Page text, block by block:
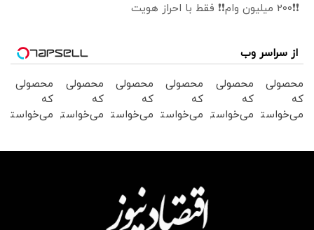
❗❗200 میلیون وام❗❗ فقط با احراز هویت
از سراسر وب
محصولی
که
می‌خواستی
محصولی
که
می‌خواستی
محصولی
که
می‌خواستی
بخر !
محصولی
که
می‌خواستی
بخر !
محصولی
که
می‌خواستی
محصولی
که
می‌خواستی